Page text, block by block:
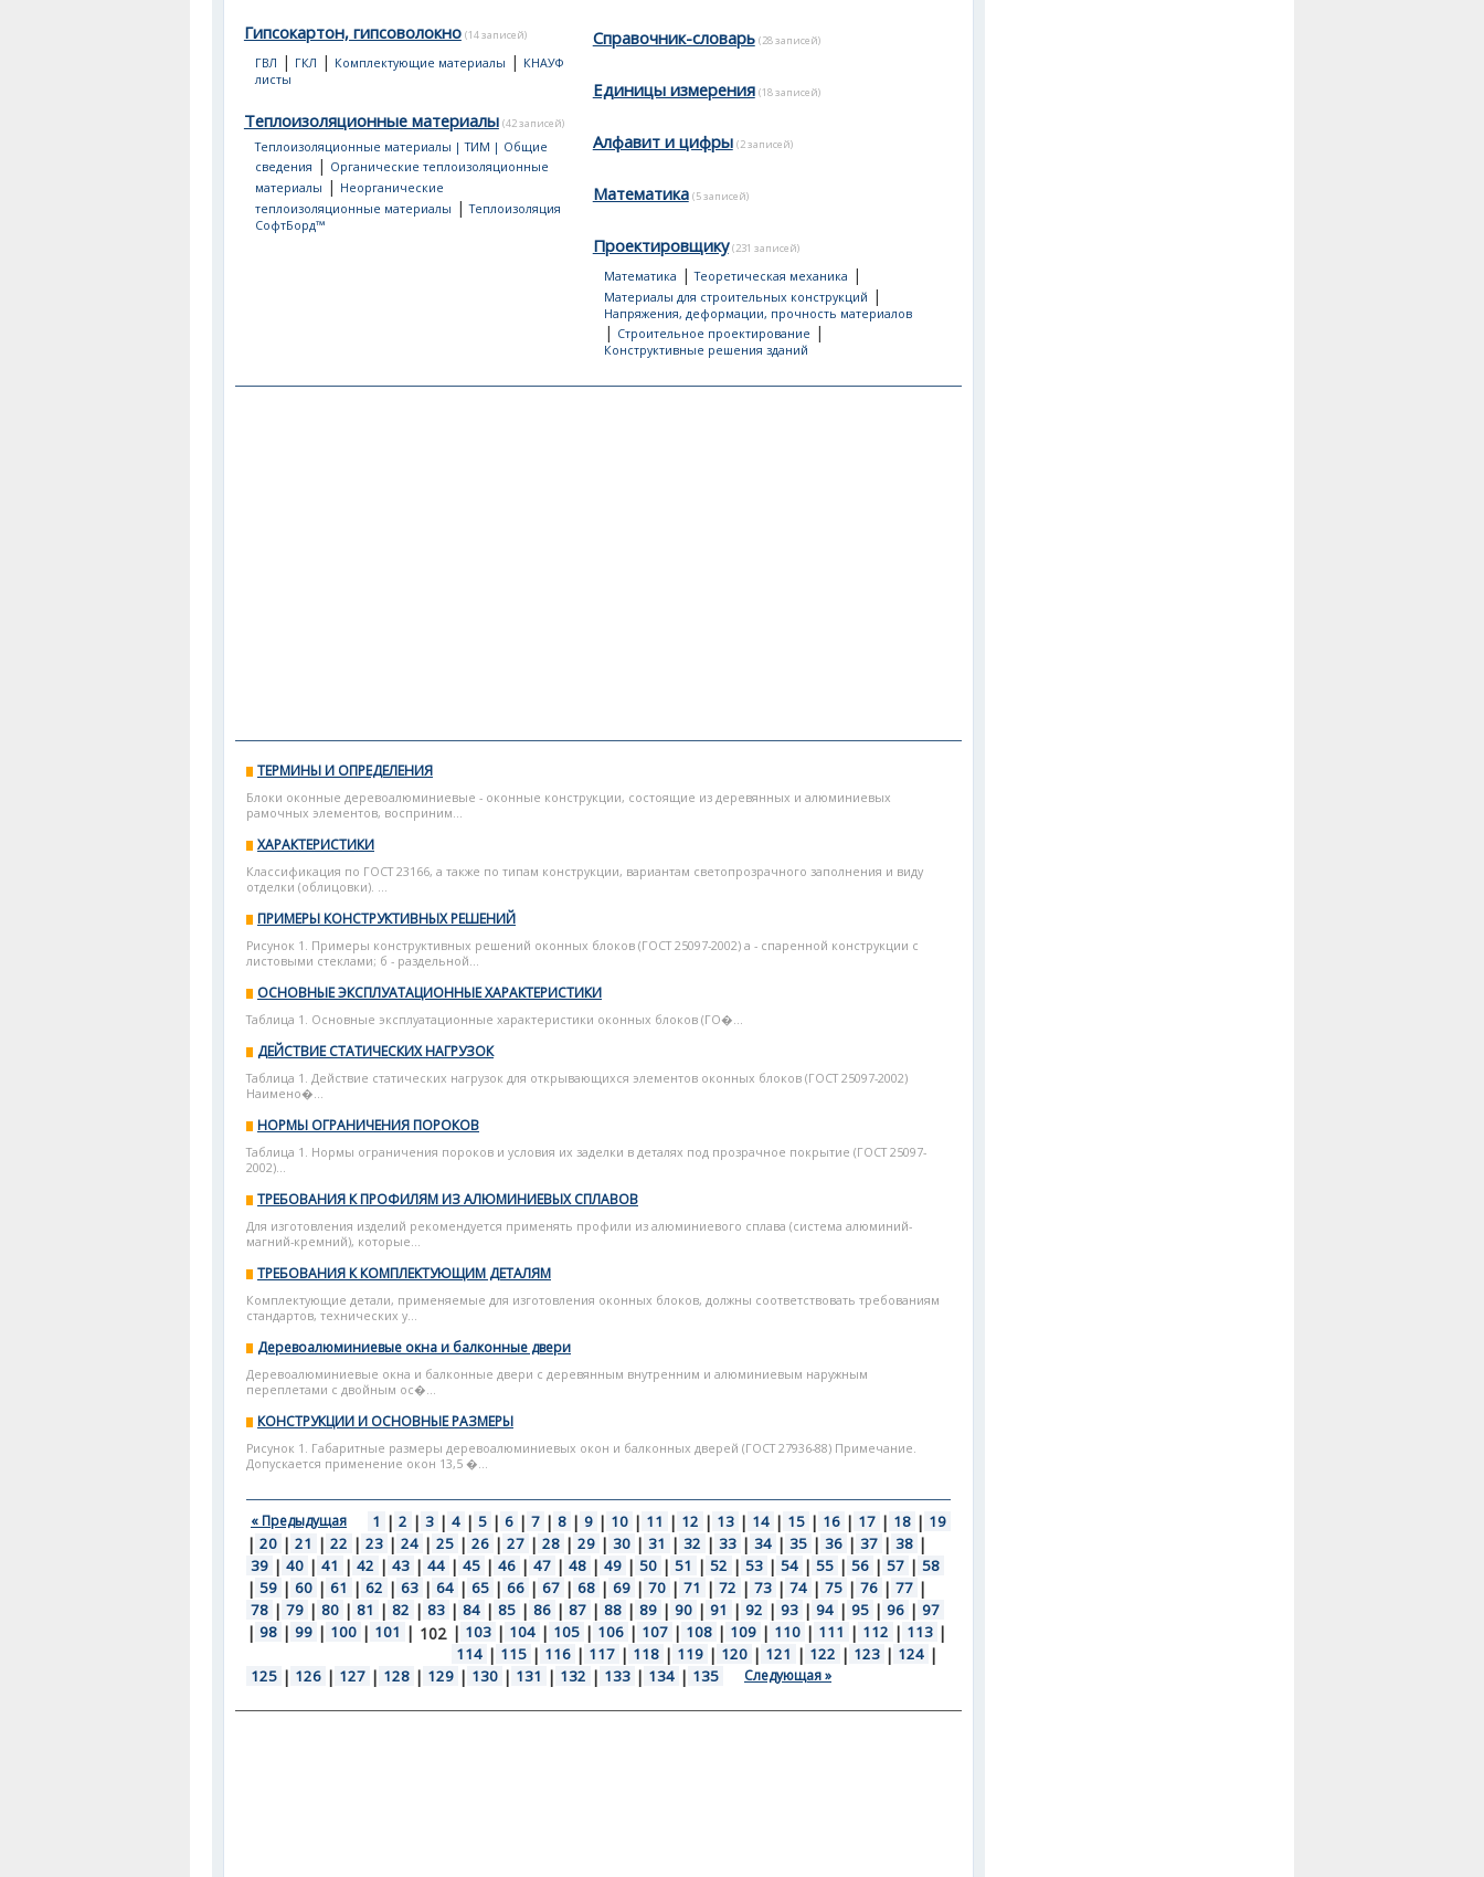
Гипсокартон, гипсоволокно (14 записей)
ГВЛ | ГКЛ | Комплектующие материалы | КНАУФ
листы
Теплоизоляционные материалы (42 записей)
Теплоизоляционные материалы | ТИМ | Общие
сведения | Органические теплоизоляционные
материалы | Неорганические
теплоизоляционные материалы |Теплоизоляция
СофтБорд™
Справочник-словарь (28 записей)
Единицы измерения (18 записей)
Алфавит и цифры (2 записей)
Математика (5 записей)
Проектировщику (231 записей)
Математика |Теоретическая механика |
Материалы для строительных конструкций |
Напряжения, деформации, прочность материалов
| Строительное проектирование |
Конструктивные решения зданий
ТЕРМИНЫ И ОПРЕДЕЛЕНИЯ
Блоки оконные деревоалюминиевые - оконные конструкции, состоящие из деревянных и алюминиевых
рамочных элементов, восприним...
ХАРАКТЕРИСТИКИ
Классификация по ГОСТ 23166, а также по типам конструкции, вариантам светопрозрачного заполнения и виду
отделки (облицовки). ...
ПРИМЕРЫ КОНСТРУКТИВНЫХ РЕШЕНИЙ
Рисунок 1. Примеры конструктивных решений оконных блоков (ГОСТ 25097-2002) а - спаренной конструкции с
листовыми стеклами; б - раздельной...
ОСНОВНЫЕ ЭКСПЛУАТАЦИОННЫЕ ХАРАКТЕРИСТИКИ
Таблица 1. Основные эксплуатационные характеристики оконных блоков (ГО�...
ДЕЙСТВИЕ СТАТИЧЕСКИХ НАГРУЗОК
Таблица 1. Действие статических нагрузок для открывающихся элементов оконных блоков (ГОСТ 25097-2002)
Наимено�...
НОРМЫ ОГРАНИЧЕНИЯ ПОРОКОВ
Таблица 1. Нормы ограничения пороков и условия их заделки в деталях под прозрачное покрытие (ГОСТ 25097-
2002)...
ТРЕБОВАНИЯ К ПРОФИЛЯМ ИЗ АЛЮМИНИЕВЫХ СПЛАВОВ
Для изготовления изделий рекомендуется применять профили из алюминиевого сплава (система алюминий-
магний-кремний), которые...
ТРЕБОВАНИЯ К КОМПЛЕКТУЮЩИМ ДЕТАЛЯМ
Комплектующие детали, применяемые для изготовления оконных блоков, должны соответствовать требованиям
стандартов, технических у...
Деревоалюминиевые окна и балконные двери
Деревоалюминиевые окна и балконные двери с деревянным внутренним и алюминиевым наружным
переплетами с двойным ос�...
КОНСТРУКЦИИ И ОСНОВНЫЕ РАЗМЕРЫ
Рисунок 1. Габаритные размеры деревоалюминиевых окон и балконных дверей (ГОСТ 27936-88) Примечание.
Допускается применение окон 13,5 �...
« Предыдущая 1 | 2 | 3 | 4 | 5 | 6 | 7 | 8 | 9 | 10 | 11 | 12 | 13 | 14 | 15 | 16 | 17 | 18 | 19
| 20 | 21 | 22 | 23 | 24 | 25 | 26 | 27 | 28 | 29 | 30 | 31 | 32 | 33 | 34 | 35 | 36 | 37 | 38 |
39 | 40 | 41 | 42 | 43 | 44 | 45 | 46 | 47 | 48 | 49 | 50 | 51 | 52 | 53 | 54 | 55 | 56 | 57 | 58
| 59 | 60 | 61 | 62 | 63 | 64 | 65 | 66 | 67 | 68 | 69 | 70 | 71 | 72 | 73 | 74 | 75 | 76 | 77 |
78 | 79 | 80 | 81 | 82 | 83 | 84 | 85 | 86 | 87 | 88 | 89 | 90 | 91 | 92 | 93 | 94 | 95 | 96 | 97
| 98 | 99 | 100 | 101 | 102 | 103 | 104 | 105 | 106 | 107 | 108 | 109 | 110 | 111 | 112 | 113 |
114 | 115 | 116 | 117 | 118 | 119 | 120 | 121 | 122 | 123 | 124 |
125 | 126 | 127 | 128 | 129 | 130 | 131 | 132 | 133 | 134 | 135 Следующая »